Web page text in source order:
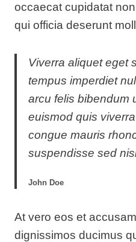
occaecat cupidatat
qui officia deserunt
Viverra aliquet eget
tempus imperdiet
arcu felis bibendum
euismod quis
congue mauris
suspendisse sed
John Doe
At vero eos et
dignissimos ducimus